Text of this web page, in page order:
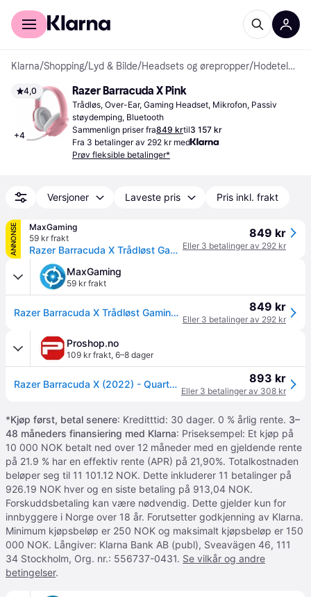
For kunder
Klarna/Shopping/Lyd & Bilde/Headsets og ørepropper/ Hodetelefoner
4,0
+4
Razer Barracuda X Pink
Trådløs, Over-Ear, Gaming Headset, Mikrofon, Passiv
støydemping, Bluetooth
Sammenlign priser fra849 krtil3 157 kr
Fra 3 betalinger av 292 kr med
Prøv fleksible betalinger*
Versjoner Laveste pris Pris inkl. frakt
ANNONSE
MaxGaming
59 kr frakt
Razer Barracuda X Trådløst Gaming Headset - Quartz
849 kr
Eller 3 betalinger av 292 kr
MaxGaming
59 kr frakt
Razer Barracuda X Trådløst Gaming Headset - Quartz 849 kr
Eller 3 betalinger av 292 kr
Proshop.no
109 kr frakt, 6–8 dager
Razer Barracuda X (2022) - Quartz/Pink 893 kr
Eller 3 betalinger av 308 kr
*Kjøp først, betal senere: Kreditttid: 30 dager. 0 % årlig rente. 3–
48 måneders finansiering med Klarna: Priseksempel: Et kjøp på
10 000 NOK betalt ned over 12 måneder med en gjeldende rente
på 21.9 % har en effektiv rente (APR) på 21,90%. Totalkostnaden
beløper seg til 11 101.12 NOK. Dette inkluderer 11 betalinger på
926.19 NOK hver og en siste betaling på 913,04 NOK.
Forskuddsbetaling kan være nødvendig. Dette gjelder kun for
innbyggere i Norge over 18 år. Forutsetter godkjenning av Klarna.
Minimum kjøpsbeløp er 250 NOK og maksimalt kjøpsbeløp er 150
000 NOK. Långiver: Klarna Bank AB (publ), Sveavägen 46, 111
34 Stockholm, Org. nr.: 556737-0431. Se vilkår og andre
betingelser.